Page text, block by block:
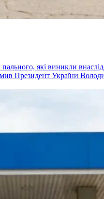
які виникли
Президент України